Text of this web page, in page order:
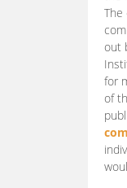
The
out
for
of